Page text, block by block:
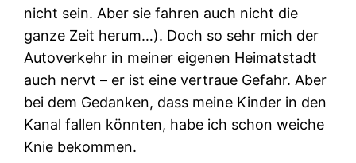
nicht sein. Aber sie fahren auch nicht die
ganze Zeit herum…). Doch so sehr mich der
Autoverkehr in meiner eigenen Heimatstadt
auch nervt – er ist eine vertraue Gefahr. Aber
bei dem Gedanken, dass meine Kinder in den
Kanal fallen könnten, habe ich schon weiche
Knie bekommen.